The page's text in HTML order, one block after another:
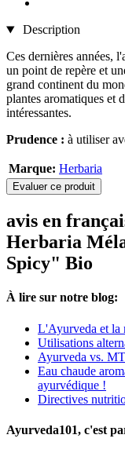
Description
Ces dernières années,
un point de repère et
grand continent du
plantes aromatiques et
intéressantes.
Prudence : à utiliser
Marque: Herbaria
Evaluer ce produit
avis en
Herbaria
Spicy" Bio
À lire sur notre blog:
L'Ayurveda et la
Utilisations
Ayurveda vs.
Eau chaude
ayurvédique !
Directives
Ayurveda101, c'est